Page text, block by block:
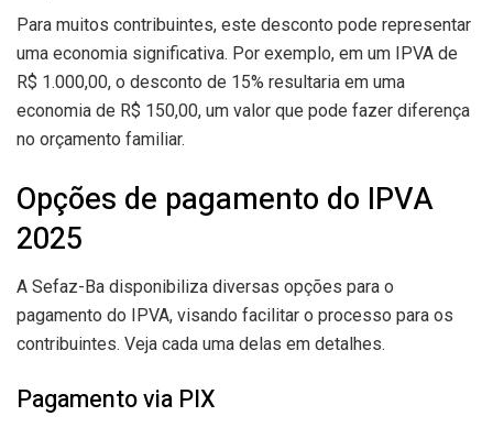
Para muitos contribuintes, este desconto pode representar
uma economia significativa. Por exemplo, em um IPVA de
R$ 1.000,00, o desconto de 15% resultaria em uma
economia de R$ 150,00, um valor que pode fazer diferença
no orçamento familiar.
Opções de pagamento do IPVA
2025
A Sefaz-Ba disponibiliza diversas opções para o
pagamento do IPVA, visando facilitar o processo para os
contribuintes. Veja cada uma delas em detalhes.
Pagamento via PIX